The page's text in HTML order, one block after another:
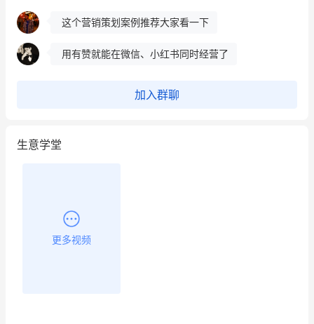
这个营销策划案例推荐大家看一下
用有赞就能在微信、小红书同时经营了
加入群聊
生意学堂
更多视频